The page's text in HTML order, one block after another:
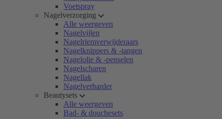
Voetspray
Nagelverzorging
Alle weergeven
Nagelvijlen
Nagelriemverwijderaars
Nagelknippers & -tangen
Nagelolie & -penselen
Nagelscharen
Nagellak
Nagelverharder
Beautysets
Alle weergeven
Bad- & douchesets